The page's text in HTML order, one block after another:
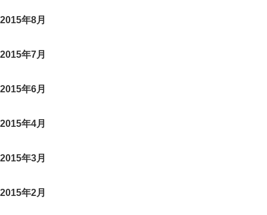
2015年8月
2015年7月
2015年6月
2015年4月
2015年3月
2015年2月